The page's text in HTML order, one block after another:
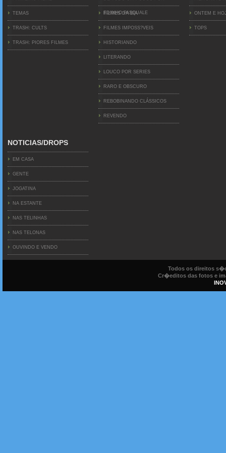
TEMAS
TRASH: CULTS
TRASH: PIORES FILMES
EDINHO PASQUALE
FILMES DA BIA
FILMES IMPOSS?VEIS
HISTORIANDO
LITERANDO
LOUCO POR SERIES
RARO E OBSCURO
REBOBINANDO CLÁSSICOS
REVENDO
ONTEM E
TOPS
NOTICIAS/DROPS
EM CASA
GENTE
JOGATINA
NA ESTANTE
NAS TELINHAS
NAS TELONAS
OUVINDO E VENDO
Todos os direitos
Cr�editos das fotos e